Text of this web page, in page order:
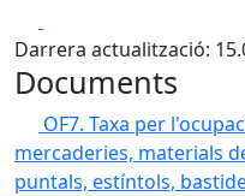
Darrera actualització:
Documents
OF7. Taxa per
mercaderies, materials
puntals, estíntols,